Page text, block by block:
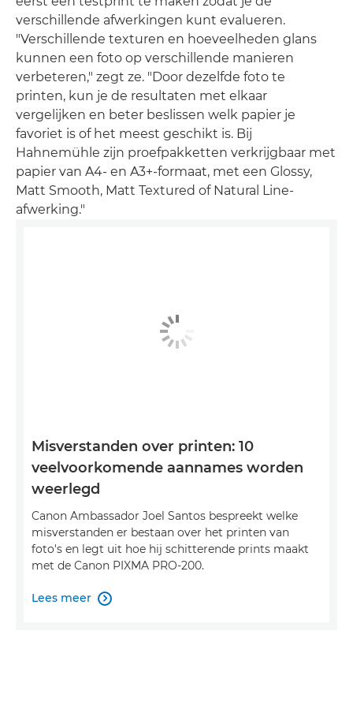
verschillende afwerkingen kunt evalueren.
"Verschillende texturen en hoeveelheden glans
kunnen een foto op verschillende manieren
verbeteren," zegt ze. "Door dezelfde foto te
printen, kun je de resultaten met elkaar
vergelijken en beter beslissen welk papier je
favoriet is of het meest geschikt is. Bij
Hahnemühle zijn proefpakketten verkrijgbaar met
papier van A4- en A3+-formaat, met een Glossy,
Matt Smooth, Matt Textured of Natural Line-
afwerking."
Misverstanden over printen: 10
veelvoorkomende aannames worden
weerlegd
Canon Ambassador Joel Santos bespreekt welke
misverstanden er bestaan over het printen van
foto's en legt uit hoe hij schitterende prints maakt
met de Canon PIXMA PRO-200.
Lees meer 